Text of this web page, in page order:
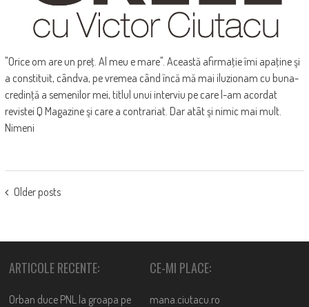
"Orice om are un preţ. Al meu e mare". Această afirmaţie îmi apaţine şi
a constituit, cândva, pe vremea când încă mă mai iluzionam cu buna-
credinţă a semenilor mei, titlul unui interviu pe care l-am acordat
revistei Q Magazine şi care a contrariat. Dar atât şi nimic mai mult.
Nimeni
POSTS
Older posts
ARTICOLE RECENTE:
Orban duce PNL la groapa pe
CE-MI PLACE:
mana.ciutacu.ro